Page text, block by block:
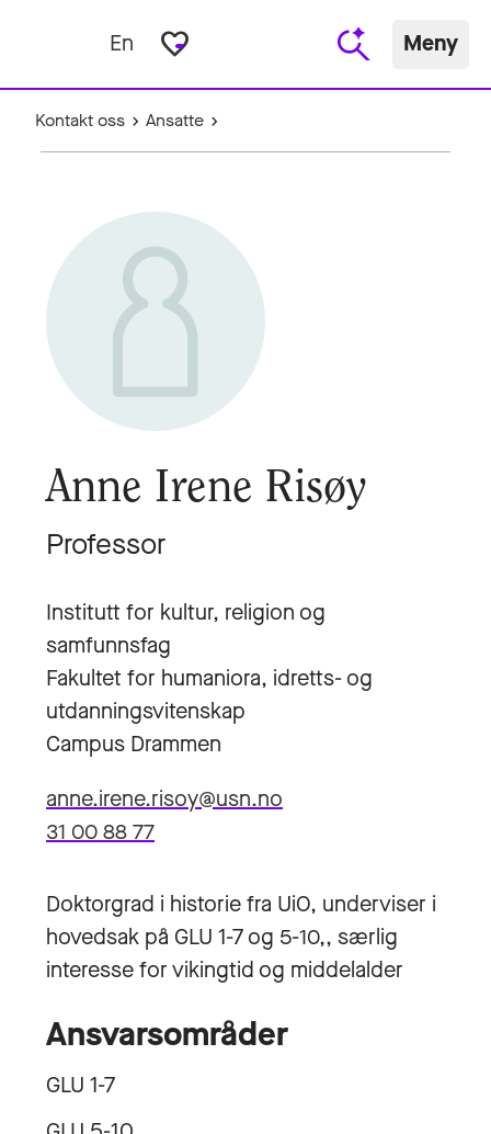
En favorite_border Meny
Kontakt oss Ansatte
Anne Irene Risøy
Professor
Institutt for kultur, religion og
samfunnsfag
Fakultet for humaniora, idretts- og
utdanningsvitenskap
Campus Drammen
anne.irene.risoy@usn.no
31 00 88 77
Doktorgrad i historie fra UiO, underviser i
hovedsak på GLU 1-7 og 5-10,, særlig
interesse for vikingtid og middelalder
Ansvarsområder
GLU 1-7